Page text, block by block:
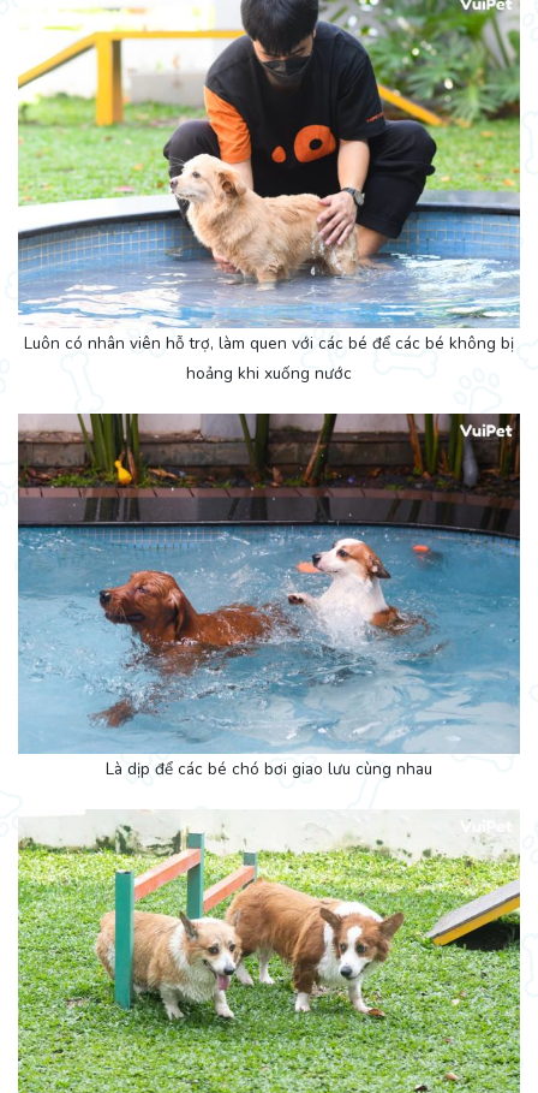
Luôn có nhân viên hỗ trợ, làm quen với các bé để các bé không bị
hoảng khi xuống nước
Là dịp để các bé chó bơi giao lưu cùng nhau